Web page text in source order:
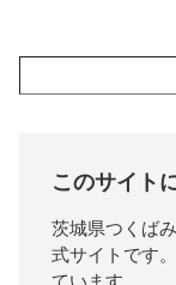
このサイト
茨城県つくば
式サイトです
ています。